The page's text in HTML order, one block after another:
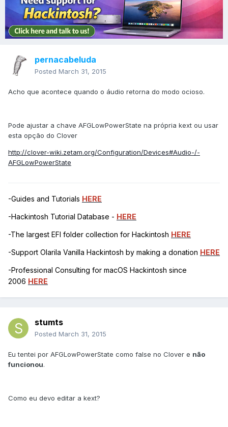
pernacabeluda
Posted March 31, 2015
Acho que acontece quando o áudio retorna do modo ocioso.
Pode ajustar a chave AFGLowPowerState na própria kext ou usar
esta opção do Clover
http://clover-wiki.zetam.org/Configuration/Devices#Audio-/-
AFGLowPowerState
-Guides and Tutorials HERE
-Hackintosh Tutorial Database - HERE
-The largest EFI folder collection for Hackintosh HERE
-Support Olarila Vanilla Hackintosh by making a donation HERE
-Professional Consulting for macOS Hackintosh since
2006 HERE
stumts
Posted March 31, 2015
Eu tentei por AFGLowPowerState como false no Clover e não
funcionou.
Como eu devo editar a kext?